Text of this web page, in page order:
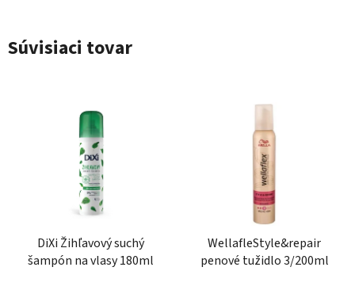
Súvisiaci tovar
DiXi Žihľavový suchý
šampón na vlasy 180ml
WellafleStyle&repair
penové tužidlo 3/200ml